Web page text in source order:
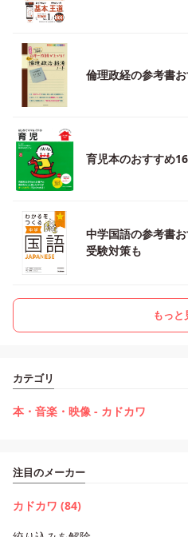
倫理政経の参考書
育児本のおすすめ
中学国語の参考書
受験対策も
もっと
カテゴリ
本・音楽・映像 - カドカワ
注目のメーカー
カドカワ (84)